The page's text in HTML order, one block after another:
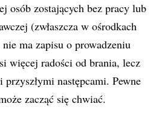
osób zostających bez pracy lub
(zwłaszcza w ośrodkach
ma zapisu o prowadzeniu
więcej radości od brania, lecz
następcami. Pewne
zacząć się chwiać.